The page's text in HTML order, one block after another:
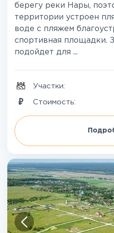
берегу реки Нары,
территории устроен
воде с пляжем
спортивная площадки.
подойдет для ...
Участки:
Стоимость: